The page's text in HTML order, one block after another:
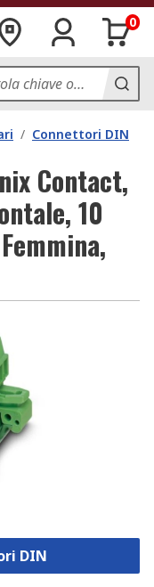
0
/ Connettori DIN
Contact,
10
DIN